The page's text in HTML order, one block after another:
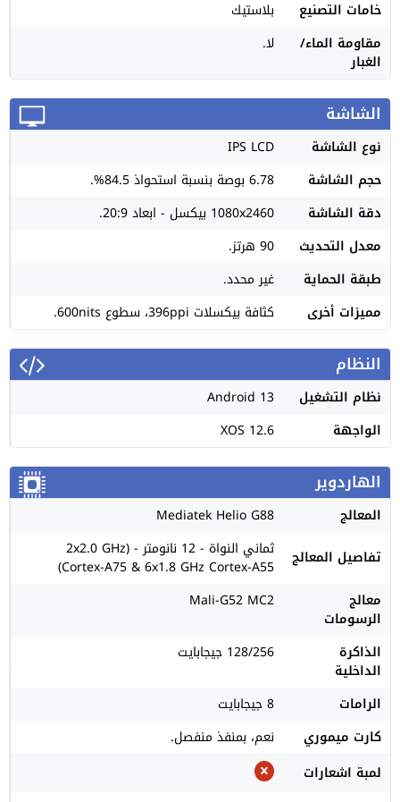
خامات التصنيع
بلاستيك
مقاومة الماء/
الغبار
لا.
الشاشة
نوع الشاشة
IPS LCD
حجم الشاشة
6.78 بوصة بنسبة استحواذ 84.5%.
دقة الشاشة
1080x2460 بيكسل - ابعاد 20:9.
معدل التحديث
90 هرتز.
طبقة الحماية
غير محدد.
مميزات أخرى
كثافة بيكسلات 396ppi، سطوع 600nits.
النظام
نظام التشغيل
Android 13
الواجهة
XOS 12.6
الهاردوير
المعالج
Mediatek Helio G88
تفاصيل المعالج
ثماني النواة - 12 نانومتر - (2x2.0 GHz
Cortex-A75 & 6x1.8 GHz Cortex-A55)
معالج
الرسومات
Mali-G52 MC2
الذاكرة
الداخلية
128/256 جيجابايت
الرامات
8 جيجابايت
كارت ميموري
نعم، بمنفذ منفصل.
لمبة اشعارات